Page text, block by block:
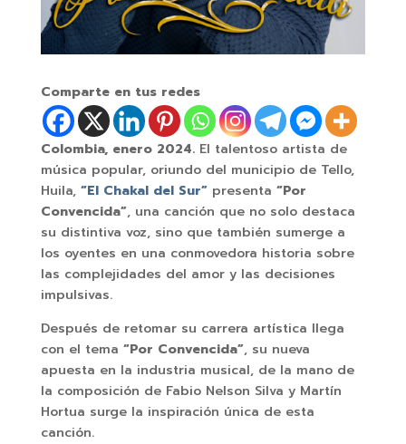
Comparte en tus redes
Colombia, enero 2024.El talentoso artista de
música popular, oriundo del municipio de Tello,
Huila, “El Chakal del Sur”presenta “Por
Convencida”, una canción que no solo destaca
su distintiva voz, sino que también sumerge a
los oyentes en una conmovedora historia sobre
las complejidades del amor y las decisiones
impulsivas.
Después de retomar su carrera artística llega
con el tema “Por Convencida”, su nueva
apuesta en la industria musical, de la mano de
la composición de Fabio Nelson Silva y Martín
Hortua surge la inspiración única de esta
canción.